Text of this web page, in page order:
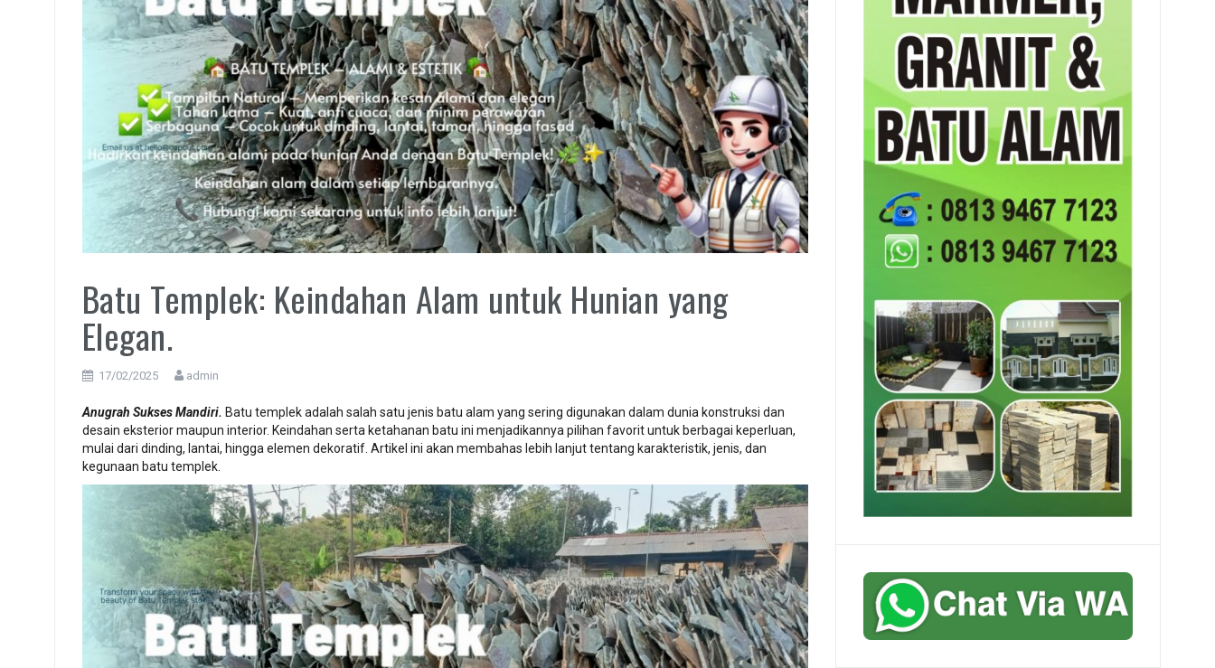
Batu Templek: Keindahan Alam untuk Hunian yang
Elegan.
17/02/2025 admin
Anugrah Sukses Mandiri. Batu templek adalah salah satu jenis batu alam yang sering digunakan dalam dunia konstruksi dan
desain eksterior maupun interior. Keindahan serta ketahanan batu ini menjadikannya pilihan favorit untuk berbagai keperluan,
mulai dari dinding, lantai, hingga elemen dekoratif. Artikel ini akan membahas lebih lanjut tentang karakteristik, jenis, dan
kegunaan batu templek.